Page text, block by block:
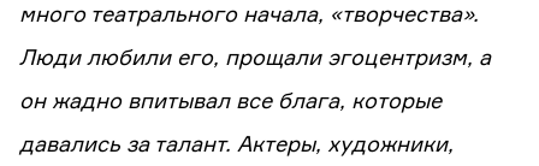
много театрального начала, «творчества».
Люди любили его, прощали эгоцентризм, а
он жадно впитывал все блага, которые
давались за талант. Актеры, художники,